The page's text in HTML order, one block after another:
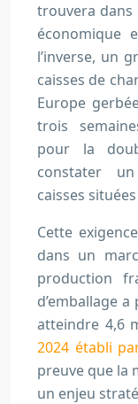
trouvera dans
économique
l’inverse, un
caisses de
Europe
trois
pour la
constater
caisses
Cette
dans un
production
d’emballage
atteindre 4,6
2024 établi
preuve que la
un enjeu